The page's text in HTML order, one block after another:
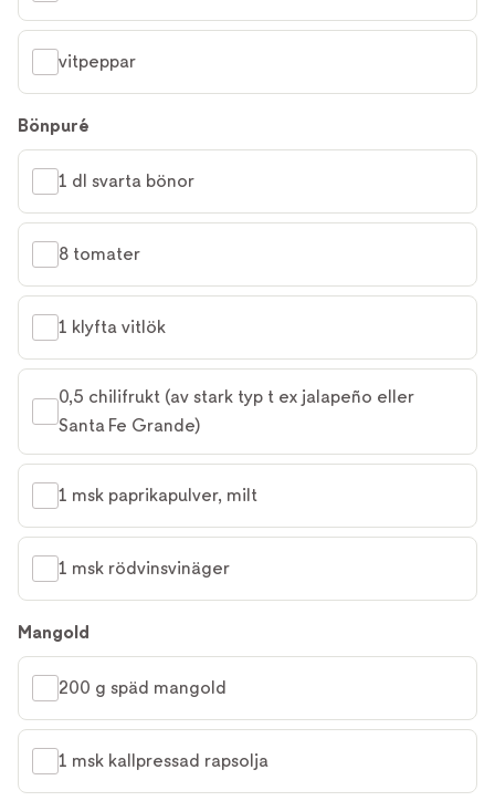
vitpeppar
Bönpuré
1 dl svarta bönor
8 tomater
1 klyfta vitlök
0,5 chilifrukt (av stark typ t ex jalapeño eller
Santa Fe Grande)
1 msk paprikapulver, milt
1 msk rödvinsvinäger
Mangold
200 g späd mangold
1 msk kallpressad rapsolja